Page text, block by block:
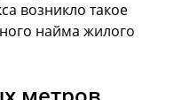
возникло такое
найма жилого